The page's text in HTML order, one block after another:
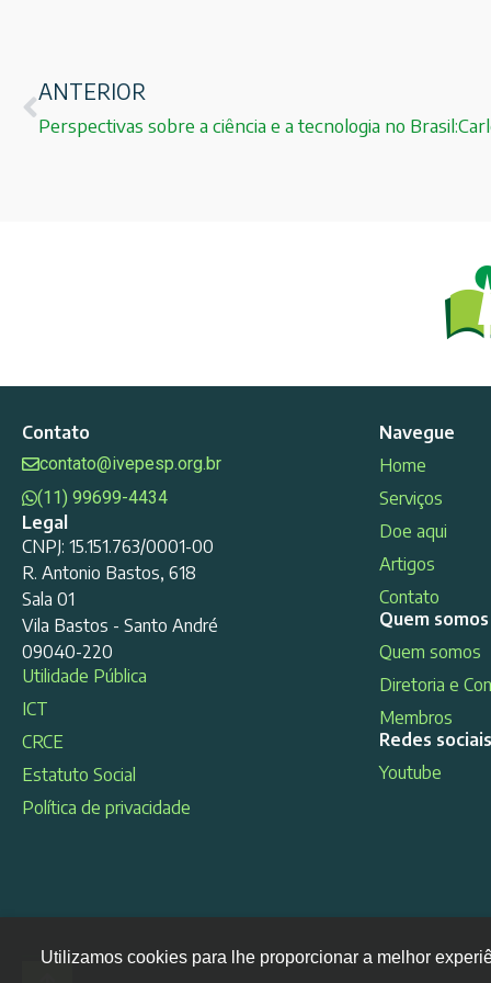
ANTERIOR
Perspectivas sobre a ciência e a tecnologia no
Contato
contato@ivepesp.org.br
(11) 99699-4434
Legal
CNPJ: 15.151.763/0001-00
R. Antonio Bastos, 618
Sala 01
Vila Bastos - Santo André
09040-220
Utilidade Pública
ICT
CRCE
Estatuto Social
Política de privacidade
Navegue
Home
Serviços
Doe aqui
Artigos
Contato
Quem somos
Quem somos
Diretoria e
Membros
Redes sociais
Youtube
Utilizamos cookies para lhe proporcionar a melhor